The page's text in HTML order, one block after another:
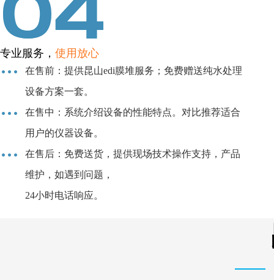
专业服务， 使用放心
在售前：提供昆山edi膜堆服务；免费赠送纯水处理
设备方案一套。
在售中：系统介绍设备的性能特点。对比推荐适合
用户的仪器设备。
在售后：免费送货，提供现场技术操作支持，产品
维护，如遇到问题，
24小时电话响应。